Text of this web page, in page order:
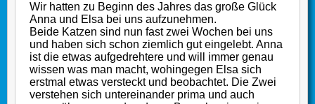
Wir hatten zu Beginn des Jahres das große Glück
Anna und Elsa bei uns aufzunehmen.
Beide Katzen sind nun fast zwei Wochen bei uns
und haben sich schon ziemlich gut eingelebt. Anna
ist die etwas aufgedrehtere und will immer genau
wissen was man macht, wohingegen Elsa sich
erstmal etwas versteckt und beobachtet. Die Zwei
verstehen sich untereinander prima und auch